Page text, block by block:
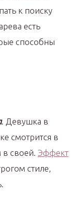
к поиску
есть
способны
. Девушка в
смотрится в
своей. Эффект
стиле,